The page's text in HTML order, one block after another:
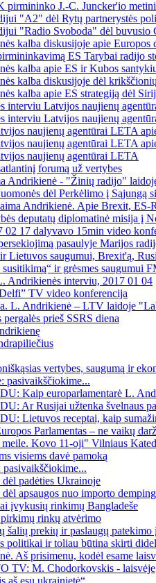
J.-C. Juncker'io
"A2" dėl Rytų partnerystės
"Radio Svoboda" dėl
kalba diskusijoje apie
ES Tarybai radijo
kalba apie ES ir Kubos
kalba diskusijoje dėl
kalba apie ES strategiją dėl
interviu Latvijos naujienų
interviu Latvijos naujienų
naujienų agentūrai LETA
naujienų agentūrai LETA
naujienų agentūrai LETA
forumą už vertybes
Andrikienė - "Žinių radijo"
dėl Perkėlimo į Sąjungą
Andrikienė. Apie Brexit, ES-
deputatų diplomatinė misija
02 17 dalyvavo 15min video
pasaulyje Marijos
Lietuvos saugumui, Brexit'ą,
ir grėsmes saugumui
Andrikienės interviu, 2017 01 04
TV video konferencija
L. Andrikienė – LTV laidoje
prieš SSRS diena
vertybes, saugumą ir
pasivaikščiokime...
Kaip europarlamentarė L.
Ar Rusijai užtenka švelnaus
Lietuvos receptai, kaip
Parlamentas – ne vaikų
Kovo 11-oji" Vilniaus
visiems davė pamoką
pasivaikščiokime...
padėties Ukrainoje
apsaugos nuo importo
įvykusių rinkimų Bangladeše
rinkų atvėrimo
šalių prekių ir paslaugų
politikai ir toliau būtina skirti
Aš prisimenu, kodėl esame
TV: M. Chodorkovskis - laisvėje
aš esu ukrainietė“